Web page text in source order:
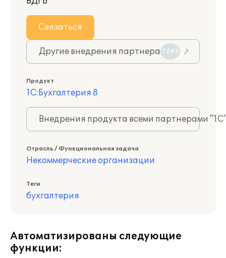
Связаться
Другие внедрения партнера 7243
Продукт
1С:Бухгалтерия 8
Внедрения продукта всеми партнерами
Отрасль / Функциональная задача
Некоммерческие организации
Теги
бухгалтерия
Автоматизированы следующие
функции: